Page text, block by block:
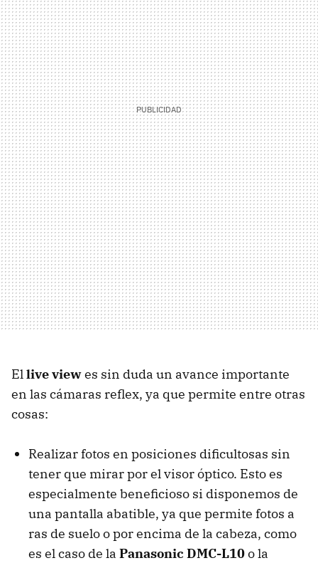
Ellive viewes sin duda un avance importante
en las cámaras reflex, ya que permite entre otras
cosas:
Realizar fotos en posiciones dificultosas sin
tener que mirar por el visor óptico. Esto es
especialmente beneficioso si disponemos de
una pantalla abatible, ya que permite fotos a
ras de suelo o por encima de la cabeza, como
es el caso de la Panasonic DMC-L10o la